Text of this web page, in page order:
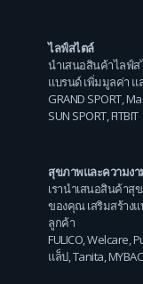
ไลฟ์สไตล์
นำเสนอสินค้าไลฟ์
แบรนด์ เพิ่มมูลค่า
GRAND SPORT,
SUN SPORT, FITBIT
สุขภาพและความงา
เรานำเสนอสินค้า
ของคุณ เสริมสร้าง
ลูกค้า
FULICO,Welcare,
แล็ป,Tanita,